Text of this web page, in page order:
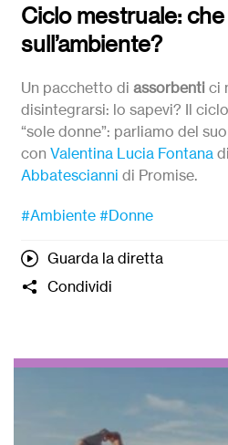
Ciclo mestruale:
sull’ambiente?
Un pacchetto di assorbenti ci
disintegrarsi: lo sapevi? Il
“sole donne”: parliamo del suo
con Valentina Lucia Fontana
Abbatescianni di Promise.
#Ambiente #Donne
Guarda la diretta
Condividi